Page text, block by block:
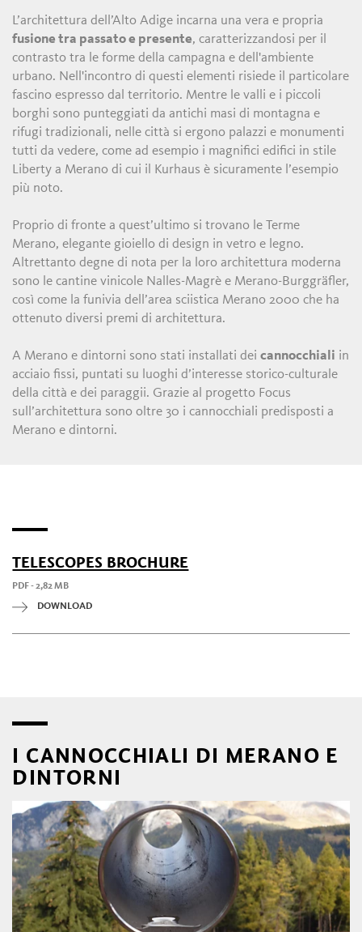
L’architettura dell’Alto Adige incarna una vera e propria
fusione tra passato e presente, caratterizzandosi per il
contrasto tra le forme della campagna e dell'ambiente
urbano. Nell'incontro di questi elementi risiede il particolare
fascino espresso dal territorio. Mentre le valli e i piccoli
borghi sono punteggiati da antichi masi di montagna e
rifugi tradizionali, nelle città si ergono palazzi e monumenti
tutti da vedere, come ad esempio i magnifici edifici in stile
Liberty a Merano di cui il Kurhaus è sicuramente l’esempio
più noto.
Proprio di fronte a quest’ultimo si trovano le Terme
Merano, elegante gioiello di design in vetro e legno.
Altrettanto degne di nota per la loro architettura moderna
sono le cantine vinicole Nalles-Magrè e Merano-Burggräfler,
così come la funivia dell’area sciistica Merano 2000 che ha
ottenuto diversi premi di architettura.
A Merano e dintorni sono stati installati deicannocchiali in
acciaio fissi, puntati su luoghi d’interesse storico-culturale
della città e dei paraggii. Grazie al progetto Focus
sull’architettura sono oltre 30 i cannocchiali predisposti a
Merano e dintorni.
TELESCOPES BROCHURE
PDF - 2,82 MB
DOWNLOAD
I CANNOCCHIALI DI MERANO E
DINTORNI